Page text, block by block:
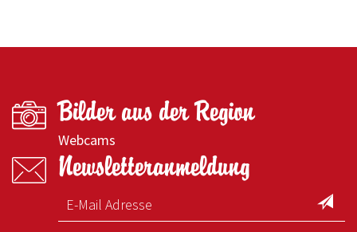
Bilder aus der Region
Webcams
Newsletteranmeldung